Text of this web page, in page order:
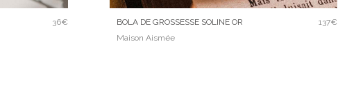
36€
BOLA DE GROSSESSE SOLINE OR
Maison Aismée
137€